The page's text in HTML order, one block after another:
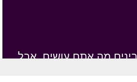
מה אתם עושים, אבל